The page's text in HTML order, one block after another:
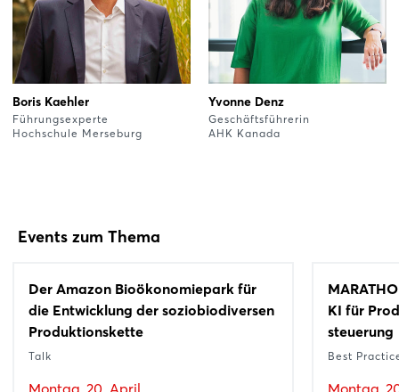
Boris Kaehler
Führungsexperte
Hochschule Merseburg
Yvonne Denz
Geschäftsführerin
AHK Kanada
Events zum Thema
Der Amazon Bioökonomiepark für
die Entwicklung der soziobiodiversen
Produktionskette
Talk
Montag, 20. April
KI für
steuerung
Best
Montag,